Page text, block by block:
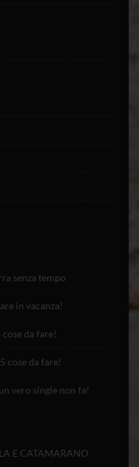
senza tempo
in vacanza!
cose da fare!
cose da fare!
vero single non fa!
E CATAMARANO